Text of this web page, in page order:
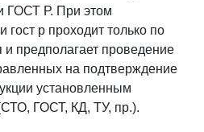
ГОСТ Р. При этом
гост р проходит только по
предполагает проведение
на подтверждение
установленным
ГОСТ, КД, ТУ, пр.).